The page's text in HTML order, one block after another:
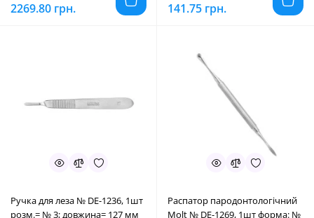
2269.80 грн. 141.75 грн.
Ручка для леза № DE-1236, 1шт
розм.= № 3; довжина= 127 мм
Распатор пародонтологічний
Molt № DE-1269, 1шт форма: №